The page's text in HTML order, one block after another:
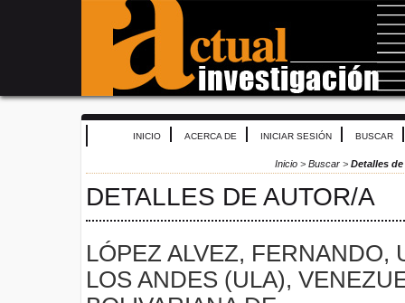
INICIO ACERCA DE INICIAR SESIÓN BUSCAR
Inicio > Buscar > Detalles
DETALLES DE AUTOR/A
LÓPEZ ALVEZ, FERNANDO,
LOS ANDES (ULA),